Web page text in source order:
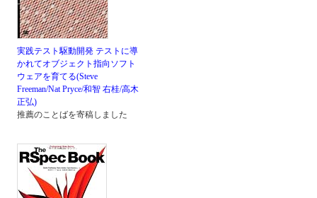
実践テスト駆動開発 テストに導
かれてオブジェクト指向ソフト
ウェアを育てる(Steve
Freeman/Nat Pryce/和智 右桂/高木
正弘)
推薦のことばを寄稿しました